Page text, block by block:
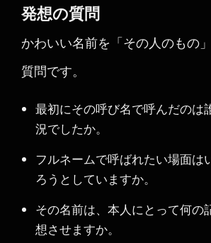
発想の質問
かわいい名前を「その人のもの
質問です。
最初にその呼び名で呼んだのは
況でしたか。
フルネームで呼ばれたい場面は
ろうとしていますか。
その名前は、本人にとって何の
想させますか。